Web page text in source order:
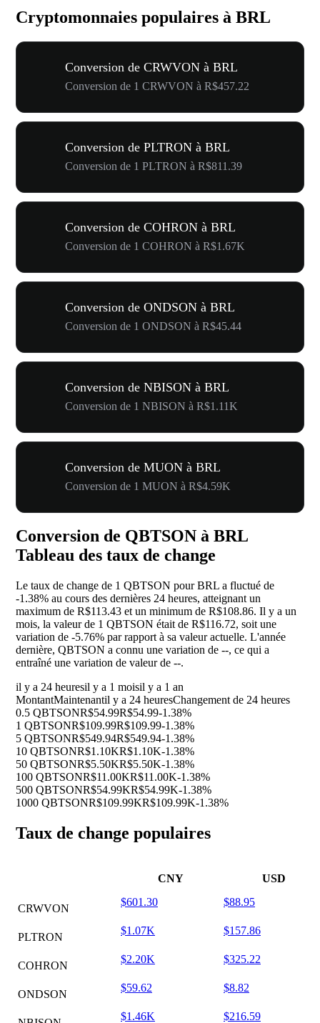
Cryptomonnaies populaires à BRL
Conversion de CRWVON à BRL
Conversion de 1 CRWVON à R$457.22
Conversion de PLTRON à BRL
Conversion de 1 PLTRON à R$811.39
Conversion de COHRON à BRL
Conversion de 1 COHRON à R$1.67K
Conversion de ONDSON à BRL
Conversion de 1 ONDSON à R$45.44
Conversion de NBISON à BRL
Conversion de 1 NBISON à R$1.11K
Conversion de MUON à BRL
Conversion de 1 MUON à R$4.59K
Conversion de QBTSON à BRL
Tableau des taux de change
Le taux de change de 1 QBTSON pour BRL a fluctué de
-1.38% au cours des dernières 24 heures, atteignant un
maximum de R$113.43 et un minimum de R$108.86. Il y a un
mois, la valeur de 1 QBTSON était de R$116.72, soit une
variation de -5.76% par rapport à sa valeur actuelle. L'année
dernière, QBTSON a connu une variation de --, ce qui a
entraîné une variation de valeur de --.
il y a 24 heuresil y a 1 moisil y a 1 an
MontantMaintenantil y a 24 heuresChangement de 24 heures
0.5 QBTSONR$54.99R$54.99-1.38%
1 QBTSONR$109.99R$109.99-1.38%
5 QBTSONR$549.94R$549.94-1.38%
10 QBTSONR$1.10KR$1.10K-1.38%
50 QBTSONR$5.50KR$5.50K-1.38%
100 QBTSONR$11.00KR$11.00K-1.38%
500 QBTSONR$54.99KR$54.99K-1.38%
1000 QBTSONR$109.99KR$109.99K-1.38%
Taux de change populaires
CNY USD
CRWVON
$601.30 $88.95
PLTRON
$1.07K $157.86
COHRON
$2.20K $325.22
ONDSON
$59.62 $8.82
$1.46K $216.59